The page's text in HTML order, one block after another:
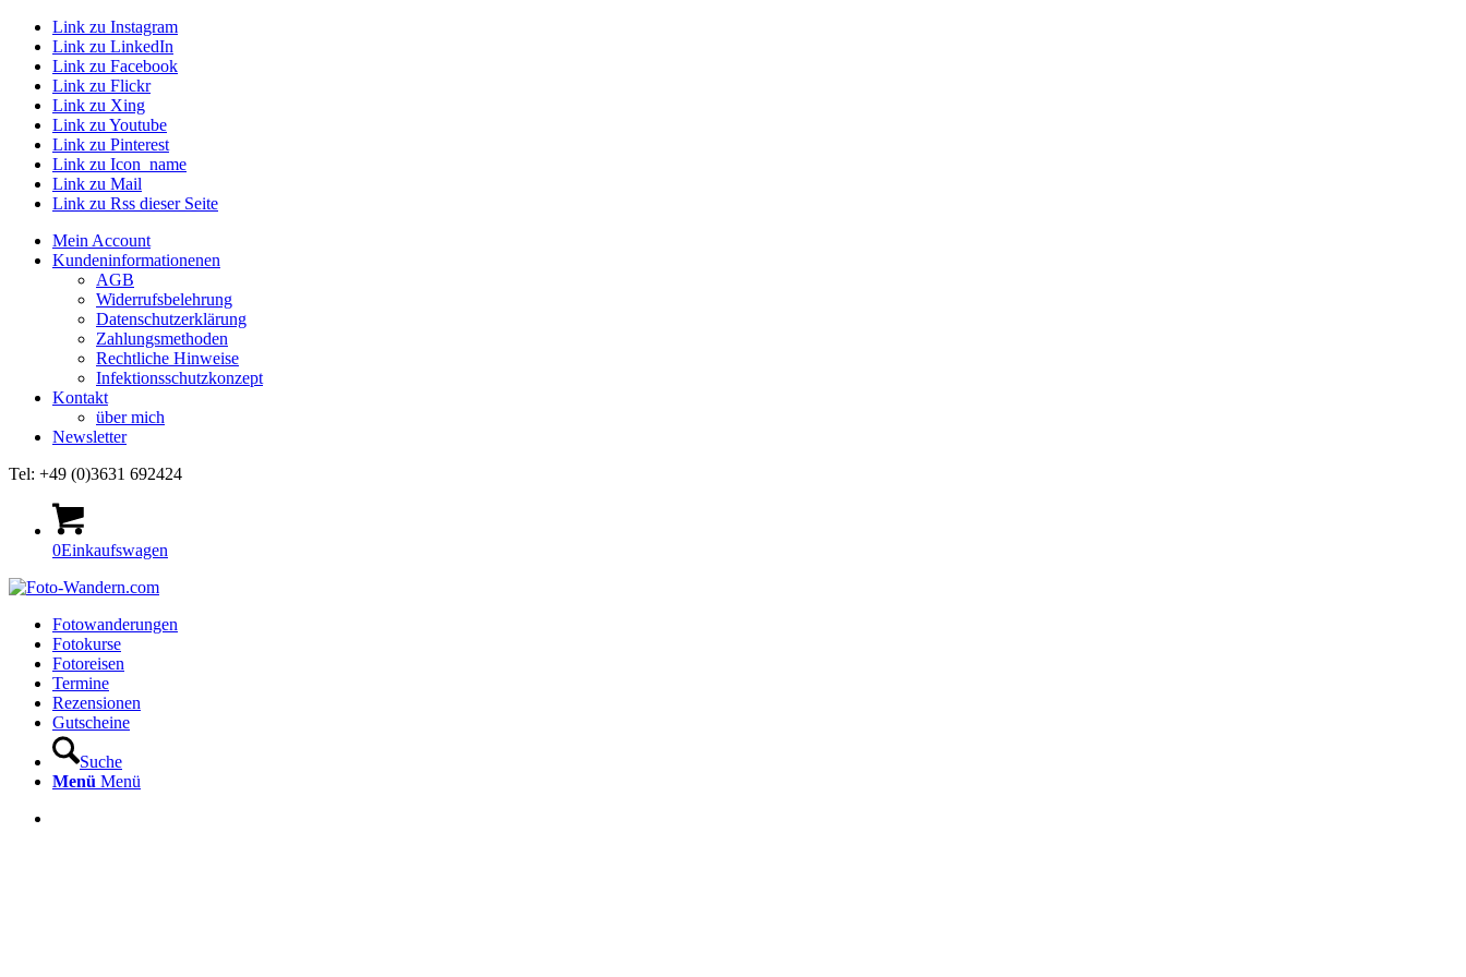
Link zu Instagram
Link zu LinkedIn
Link zu Facebook
Link zu Flickr
Link zu Xing
Link zu Youtube
Link zu Pinterest
Link zu Icon_name
Link zu Mail
Link zu Rss dieser Seite
Mein Account
Kundeninformationenen
AGB
Widerrufsbelehrung
Datenschutzerklärung
Zahlungsmethoden
Rechtliche Hinweise
Infektionsschutzkonzept
Kontakt
über mich
Newsletter
Tel: +49 (0)3631 692424
0Einkaufswagen
Fotowanderungen
Fotokurse
Fotoreisen
Termine
Rezensionen
Gutscheine
Suche
Menü Menü